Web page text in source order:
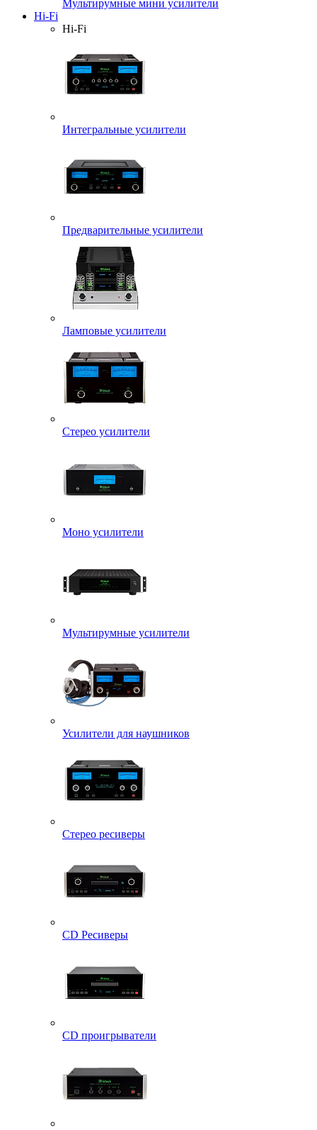
Мультирумные мини усилители
Hi-Fi
Hi-Fi
Интегральные усилители
Предварительные усилители
Ламповые усилители
Стерео усилители
Моно усилители
Мультирумные усилители
Усилители для наушников
Стерео ресиверы
CD Ресиверы
CD проигрыватели